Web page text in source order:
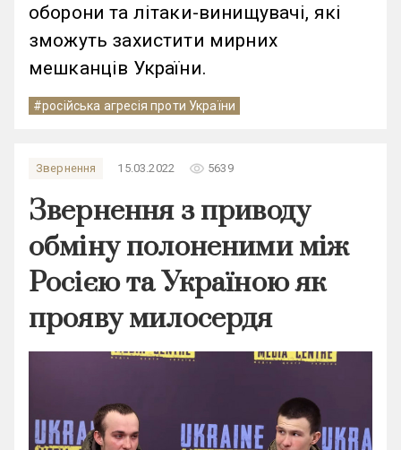
оборони та літаки-винищувачі, які
зможуть захистити мирних
мешканців України.
#російська агресія проти України
Звернення 15.03.2022 remove_red_eye 5639
Звернення з приводу
обміну полоненими між
Росією та Україною як
прояву милосердя